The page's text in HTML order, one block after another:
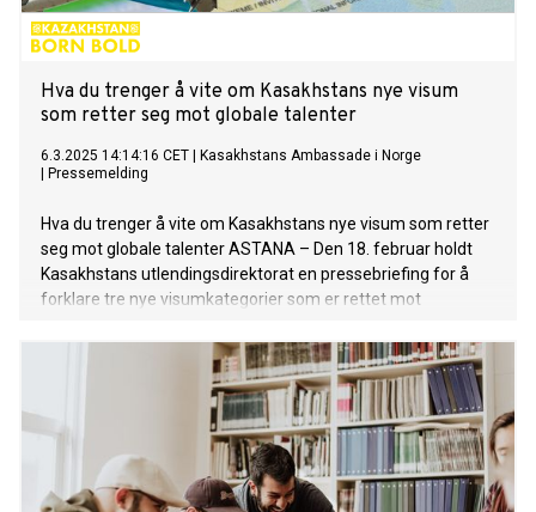
Hva du trenger å vite om Kasakhstans nye visum
som retter seg mot globale talenter
6.3.2025 14:14:16 CET
Kasakhstans Ambassade i Norge
Pressemelding
Hva du trenger å vite om Kasakhstans nye visum som retter
seg mot globale talenter ASTANA – Den 18. februar holdt
Kasakhstans utlendingsdirektorat en pressebriefing for å
forklare tre nye visumkategorier som er rettet mot
søker langsiktige muligheter, enten for karriereutvikling eller
forretningsvekst. Visumene inkluderer Neo Nomad Visa
(B12-1), Digital Nomad Visa (B9-1) og Permanent Residence
Visa (B9). Den kasakhstanske viseutenriksministeren
Roman Vassilenko ledet briefingen sammen med
viseministeren for turisme og sport, Yerzhan Yerkinbayev,
og nestlederen i Komiteen for kunstig intelligens og